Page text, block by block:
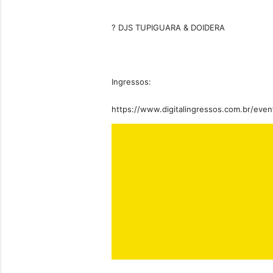
? DJS TUPIGUARA & DOIDERA
Ingressos:
https://www.digitalingressos.com.br/